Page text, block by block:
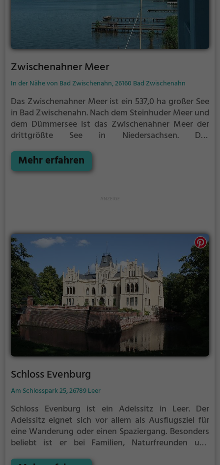
Zwischenahner Meer
In der Nähe von Bad Zwischenahn, 26160 Bad Zwischenahn
Das Zwischenahner Meer ist ein 537,0 ha großer See
in Bad Zwischenahn. Nach dem Steinhuder Meer und
dem Dümmersee ist das Zwischenahner Meer der
drittgrößte See in Niedersachsen. Das
Pflanzenarten. Ein Naturschutzgebiet am nördlichen
Ufer des Sees sorgt besonders für den Erhalt der
Mehr erfahren
Schloss Evenburg
Am Schlosspark 25, 26789 Leer
Schloss Evenburg ist ein Adelssitz in Leer. Der
Adelssitz eignet sich vor allem als Ausflugsziel für
eine Wanderung oder einen Spaziergang. Besonders
beliebt ist er bei Familien, Naturfreunden und